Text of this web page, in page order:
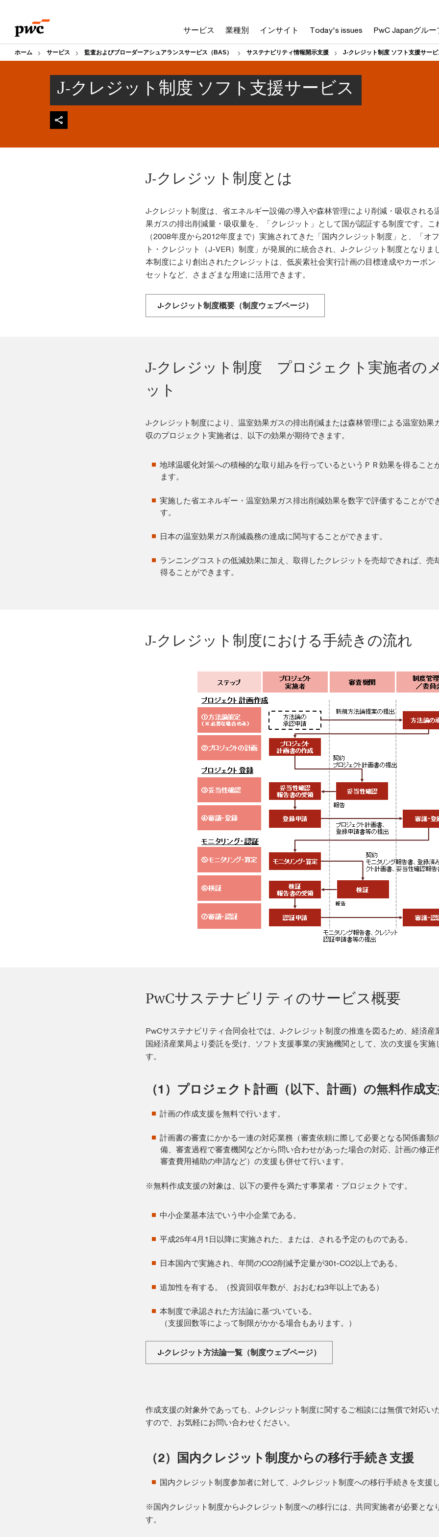
content
footer
サービス 業種別 インサイト Today's issues PwC Japanグルー
ホーム サービス 監査およびブローダーアシュアランスサービス（BAS） サステナビリティ情報開示支援 J‐クレジット制度 ソフト支援サービ
J‐クレジット制度 ソフト支援サービス
J‐クレジット制度とは
J‐クレジット制度は、省エネルギー設備の導入や森林管理により削減・吸収される
果ガスの排出削減量・吸収量を、「クレジット」として国が認証する制度です。こ
（2008年度から2012年度まで）実施されてきた「国内クレジット制度」と、「オ
ト・クレジット（J-VER）制度」が発展的に統合され、J-クレジット制度となりま
本制度により創出されたクレジットは、低炭素社会実行計画の目標達成やカーボン
セットなど、さまざまな用途に活用できます。
J‐クレジット制度概要（制度ウェブページ）
J‐クレジット制度 プロジェクト実施者の
ット
J‐クレジット制度により、温室効果ガスの排出削減または森林管理による温室効果
収のプロジェクト実施者は、以下の効果が期待できます。
地球温暖化対策への積極的な取り組みを行っているというＰＲ効果を得ること
ます。
実施した省エネルギー・温室効果ガス排出削減効果を数字で評価することがで
す。
日本の温室効果ガス削減義務の達成に関与することができます。
ランニングコストの低減効果に加え、取得したクレジットを売却できれば、売
得ることができます。
J‐クレジット制度における手続きの流れ
PwCサステナビリティのサービス概要
PwCサステナビリティ合同会社では、J‐クレジット制度の推進を図るため、経済産
国経済産業局より委託を受け、ソフト支援事業の実施機関として、次の支援を実施
す。
（1）プロジェクト計画（以下、計画）の無料作成
計画の作成支援を無料で行います。
計画書の審査にかかる一連の対応業務（審査依頼に際して必要となる関係書類
備、審査過程で審査機関などから問い合わせがあった場合の対応、計画の修正
審査費用補助の申請など）の支援も併せて行います。
※無料作成支援の対象は、以下の要件を満たす事業者・プロジェクトです。
中小企業基本法でいう中小企業である。
平成25年4月1日以降に実施された、または、される予定のものである。
日本国内で実施され、年間のCO2削減予定量が30t-CO2以上である。
追加性を有する。（投資回収年数が、おおむね3年以上である）
本制度で承認された方法論に基づいている。
（支援回数等によって制限がかかる場合もあります。）
J‐クレジット方法論一覧（制度ウェブページ）
作成支援の対象外であっても、J‐クレジット制度に関するご相談には無償で対応い
すので、お気軽にお問い合わせください。
（2）国内クレジット制度からの移行手続き支援
国内クレジット制度参加者に対して、J‐クレジット制度への移行手続きを支援し
※国内クレジット制度からJ‐クレジット制度への移行には、共同実施者が必要とな
す。